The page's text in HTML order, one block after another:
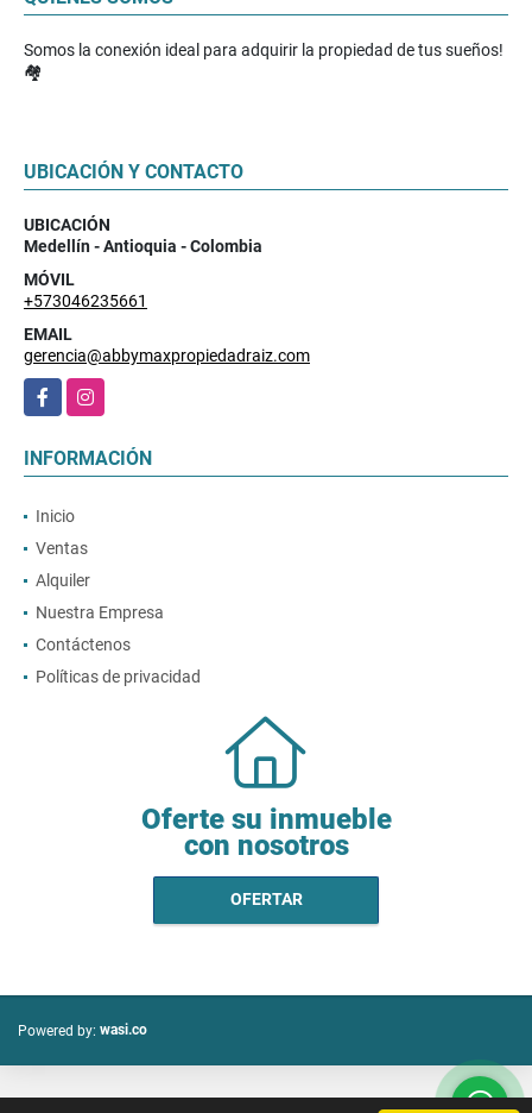
Somos la conexión ideal para adquirir la propiedad de tus sueños!
🏘️
UBICACIÓN Y CONTACTO
UBICACIÓN
Medellín - Antioquia - Colombia
MÓVIL
+573046235661
EMAIL
gerencia@abbymaxpropiedadraiz.com
FacebookInstagram
INFORMACIÓN
Inicio
Ventas
Alquiler
Nuestra Empresa
Contáctenos
Políticas de privacidad
Oferte su inmueble
con nosotros
OFERTAR
Powered by: wasi.co